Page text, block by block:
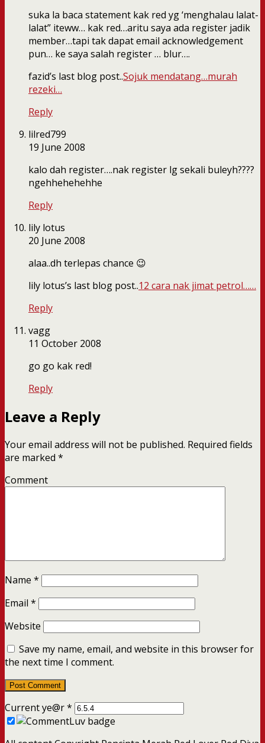
suka la baca statement kak red yg ‘menghalau lalat-
lalat” iteww… kak red…aritu saya ada register jadik
member…tapi tak dapat email acknowledgement
pun… ke saya salah register … blur….
fazid’s last blog post..Sojuk mendatang…murah
rezeki…
Reply
lilred799
19 June 2008
kalo dah register….nak register lg sekali buleyh????
ngehhehehehhe
Reply
lily lotus
20 June 2008
alaa..dh terlepas chance 😉
lily lotus’s last blog post..12 cara nak jimat petrol……
Reply
vagg
11 October 2008
go go kak red!
Reply
Leave a Reply
Your email address will not be published. Required fields
are marked *
Comment
Name *
Email *
Website
Save my name, email, and website in this browser for
the next time I comment.
Current ye@r*